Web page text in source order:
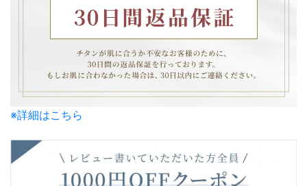
※詳細はこちら